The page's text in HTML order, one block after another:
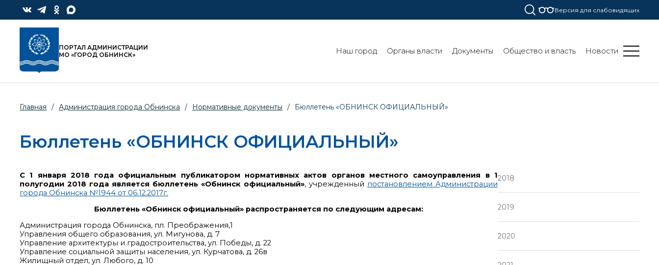
Версия для слабовидящих
ПОРТАЛ АДМИНИСТРАЦИИ
МО «ГОРОД ОБНИНСК»
Наш город Органы власти Документы Общество и власть Новости
Главная / Администрация города Обнинска / Нормативные документы / Бюллетень «ОБНИНСК ОФИЦИАЛЬНЫЙ»
Бюллетень «ОБНИНСК ОФИЦИАЛЬНЫЙ»
С 1 января 2018 года официальным публикатором нормативных актов органов местного самоуправления в 1
полугодии 2018 года является бюллетень «Обнинск официальный», учрежденный постановлением Администрации
города Обнинска №1944 от 06.12.2017г.
Бюллетень «Обнинск официальный» распространяется по следующим адресам:
Администрация города Обнинска, пл. Преображения,1
Управления общего образования, ул. Мигунова, д. 7
Управление архитектуры и градостроительства, ул. Победы, д. 22
Управление социальной защиты населения, ул. Курчатова, д. 26в
Жилищный отдел, ул. Любого, д. 10
2018
2019
2020